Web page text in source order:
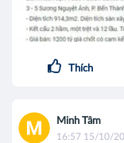
Thích
Minh Tâm
16:57 15/10/